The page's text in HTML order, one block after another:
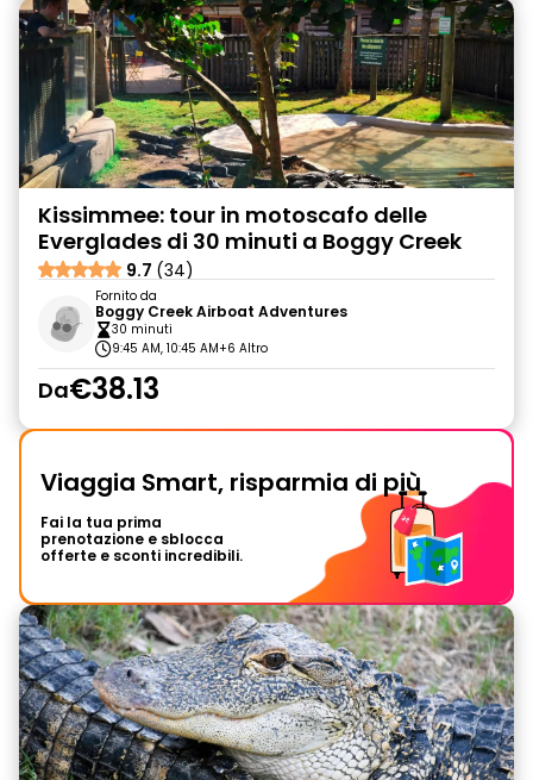
Kissimmee: tour in motoscafo delle
Everglades di 30 minuti a Boggy Creek
9.7 (34)
Fornito da
Boggy Creek Airboat Adventures
30 minuti
9:45 AM, 10:45 AM+6 Altro
Da€38.13
Viaggia Smart, risparmia di più
Fai la tua prima
prenotazione e sblocca
offerte e sconti incredibili.